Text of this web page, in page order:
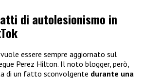
di autolesionismo in
essere sempre aggiornato sul
Perez Hilton. Il noto blogger, però,
di un fatto sconvolgente durante una